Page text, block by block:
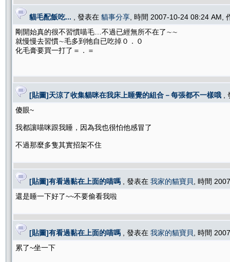
貓毛配飯吃... , 發表在 貓事分享 , 時間 2007-10-24 08:24 AM,
剛開始真的很不習慣喵毛…不過已經無所不在了∼∼
就慢慢去習慣∼毛多到牠自已吃掉０．０
化毛膏要買一打了＝．＝
[貼圖]天涼了收集貓咪在我床上睡覺的組合－每張都不一樣哦
傻眼~
我都讓喵咪跟我睡，因為我也很怕他感冒了
不過那麼多隻其實招架不住
[貼圖]有看過黏在上面的喵嗎 , 發表在 我家的貓寶貝
, 時間
還是睡一下好了~~不要偷看我啦
[貼圖]有看過黏在上面的喵嗎 , 發表在 我家的貓寶貝
, 時間
累了~坐一下